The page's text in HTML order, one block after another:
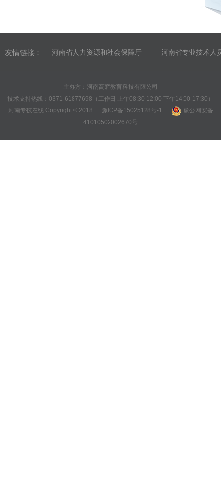
友情链接： 河南省人力资源和社会保障厅 河南省专业技术人
主办方：河南高辉教育科技有限公司
技术支持热线：0371-61877698（工作日 上午08:30-12:00 下午14:00-17:30）
河南专技在线 Copyright © 2018
豫ICP备15025128号-1
豫公网安备
41010502002670号